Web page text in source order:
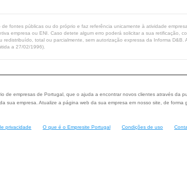
fontes públicas ou do próprio e faz referência unicamente à atividade
empresa ou ENI. Caso detete algum erro poderá solicitar a sua retificação,
total ou parcialmente, sem autorização expressa da Informa D&B.
a 27/02/1996).
de empresas de Portugal, que o ajuda a encontrar novos clientes através da
sua empresa. Atualize a página web da sua empresa em nosso site, de forma
privacidade O que é o Empresite Portugal Condições de uso